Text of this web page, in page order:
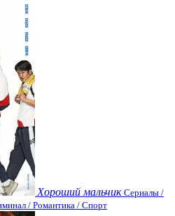
Хороший мальчик Сериалы /
/ Романтика / Спорт